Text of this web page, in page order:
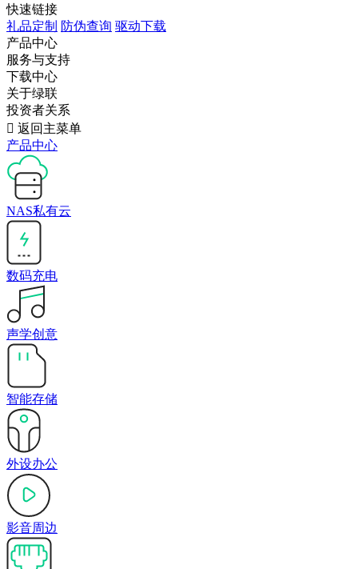
快速链接
礼品定制 防伪查询 驱动下载
产品中心
服务与支持
下载中心
关于绿联
投资者关系
 返回主菜单
产品中心
NAS私有云
数码充电
声学创意
智能存储
外设办公
影音周边